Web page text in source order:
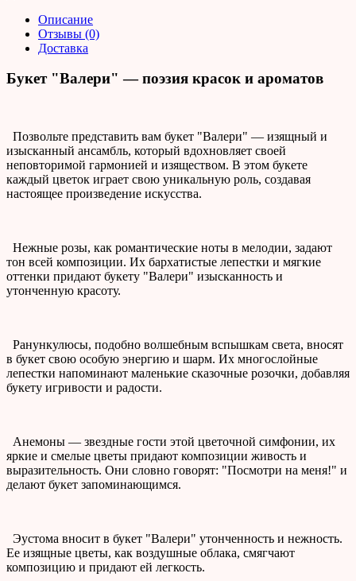
Описание
Отзывы (0)
Доставка
Букет "Валери" — поэзия красок и ароматов
Позвольте представить вам букет "Валери" — изящный и
изысканный ансамбль, который вдохновляет своей
неповторимой гармонией и изяществом. В этом букете
каждый цветок играет свою уникальную роль, создавая
настоящее произведение искусства.
Нежные розы, как романтические ноты в мелодии, задают
тон всей композиции. Их бархатистые лепестки и мягкие
оттенки придают букету "Валери" изысканность и
утонченную красоту.
Ранункулюсы, подобно волшебным вспышкам света, вносят
в букет свою особую энергию и шарм. Их многослойные
лепестки напоминают маленькие сказочные розочки, добавляя
букету игривости и радости.
Анемоны — звездные гости этой цветочной симфонии, их
яркие и смелые цветы придают композиции живость и
выразительность. Они словно говорят: "Посмотри на меня!" и
делают букет запоминающимся.
Эустома вносит в букет "Валери" утонченность и нежность.
Ее изящные цветы, как воздушные облака, смягчают
композицию и придают ей легкость.